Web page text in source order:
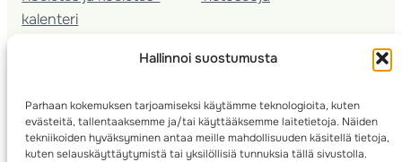
Hallinnoi suostumusta
Parhaan kokemuksen tarjoamiseksi käytämme teknologioita, kuten
evästeitä, tallentaaksemme ja/tai käyttääksemme laitetietoja. Näiden
tekniikoiden hyväksyminen antaa meille mahdollisuuden käsitellä tietoja,
kuten selauskäyttäytymistä tai yksilöllisiä tunnuksia tällä sivustolla.
kalenteri
Seura­kehittäminen
Kartoitus
Ratamestari